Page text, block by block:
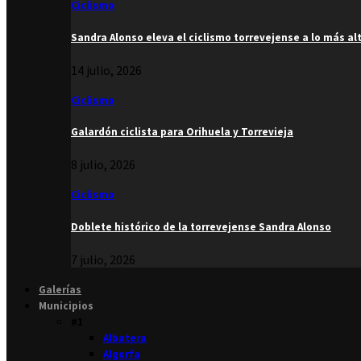
Ciclismo
Sandra Alonso eleva el ciclismo torrevejense a lo más
14 julio, 2026
Ciclismo
Galardón ciclista para Orihuela y Torrevieja
8 julio, 2026
Ciclismo
Doblete histórico de la torrevejense Sandra Alonso
7 julio, 2026
Galerías
Municipios
Albatera
Algorfa